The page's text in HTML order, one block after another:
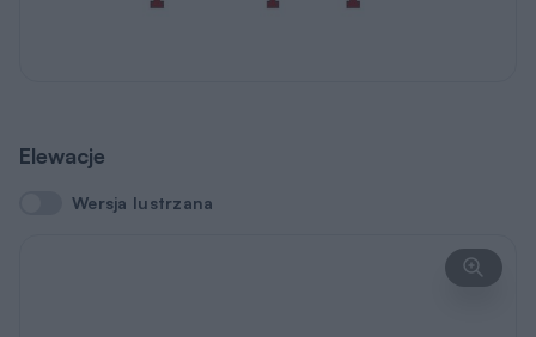
Elewacje
Wersja lustrzana
Wersja lustrzana